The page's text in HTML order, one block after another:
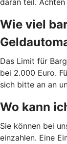
daran teil.
Wie viel
Das Limit für
bei 2.000 Euro.
sich bitte an an
Wo kann
Sie können bei
einzahlen. Eine